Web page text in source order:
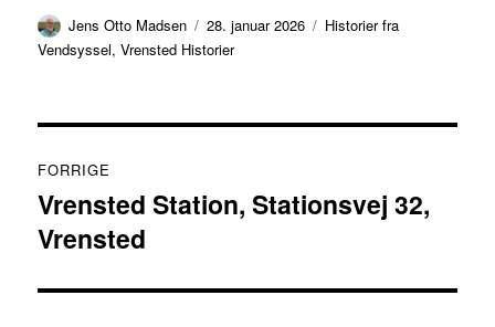
Forfatter
Jens Otto Madsen Udgivet
28. januar 2026 Kategorier
Historier fra
Vendsyssel,Vrensted Historier
FORRIGE
Forrige
indlæg:
Vrensted Station, Stationsvej 32,
Vrensted